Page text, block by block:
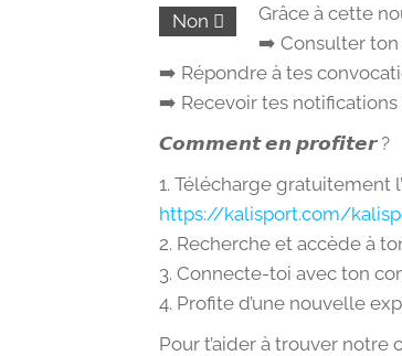
Non
Grâce à cette
➡️ Consulter ton
➡️ Répondre à tes
➡️ Recevoir tes
𝘾𝙤𝙢𝙢𝙚𝙣𝙩 𝙚𝙣 𝙥𝙧𝙤𝙛𝙞𝙩𝙚𝙧 ?
1. Télécharge gratuitement
https://kalisport.com/
2. Recherche et accède à
3. Connecte-toi avec ton
4. Profite d’une nouvelle
Pour t’aider à trouver